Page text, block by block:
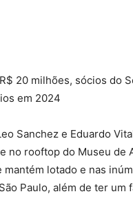
20 milhões, sócios do
em 2024
Sanchez e Eduardo
no rooftop do Museu de
mantém lotado e nas
Paulo, além de ter